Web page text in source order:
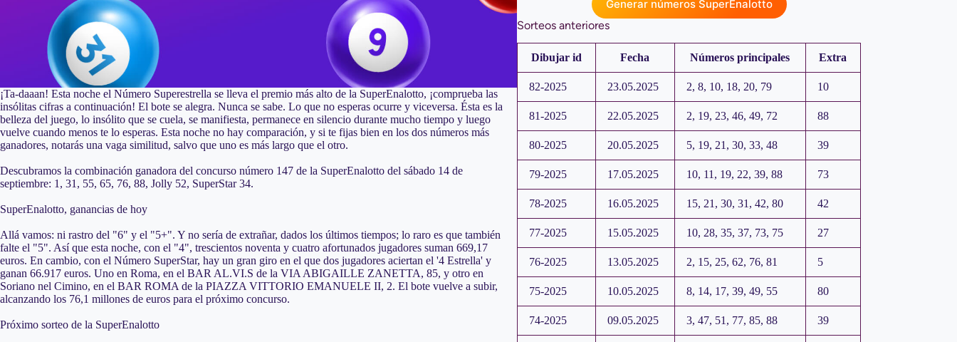
¡Ta-daaan! Esta noche el Número Superestrella se lleva el premio más alto de la SuperEnalotto, ¡comprueba las
insólitas cifras a continuación! El bote se alegra. Nunca se sabe. Lo que no esperas ocurre y viceversa. Ésta es la
belleza del juego, lo insólito que se cuela, se manifiesta, permanece en silencio durante mucho tiempo y luego
vuelve cuando menos te lo esperas. Esta noche no hay comparación, y si te fijas bien en los dos números más
ganadores, notarás una vaga similitud, salvo que uno es más largo que el otro.
Descubramos la combinación ganadora del concurso número 147 de la SuperEnalotto del sábado 14 de
septiembre: 1, 31, 55, 65, 76, 88, Jolly 52, SuperStar 34.
SuperEnalotto, ganancias de hoy
Allá vamos: ni rastro del "6" y el "5+". Y no sería de extrañar, dados los últimos tiempos; lo raro es que también
falte el "5". Así que esta noche, con el "4", trescientos noventa y cuatro afortunados jugadores suman 669,17
euros. En cambio, con el Número SuperStar, hay un gran giro en el que dos jugadores aciertan el '4 Estrella' y
ganan 66.917 euros. Uno en Roma, en el BAR AL.VI.S de la VIA ABIGAILLE ZANETTA, 85, y otro en
Soriano nel Cimino, en el BAR ROMA de la PIAZZA VITTORIO EMANUELE II, 2. El bote vuelve a subir,
alcanzando los 76,1 millones de euros para el próximo concurso.
Próximo sorteo de la SuperEnalotto
Generar números SuperEnalotto
Sorteos anteriores
Dibujar id Fecha Números principales Extra
82-2025 23.05.2025 2, 8, 10, 18, 20, 79 10
81-2025 22.05.2025 2, 19, 23, 46, 49, 72 88
80-2025 20.05.2025 5, 19, 21, 30, 33, 48 39
79-2025 17.05.2025 10, 11, 19, 22, 39, 88 73
78-2025 16.05.2025 15, 21, 30, 31, 42, 80 42
77-2025 15.05.2025 10, 28, 35, 37, 73, 75 27
76-2025 13.05.2025 2, 15, 25, 62, 76, 81 5
75-2025 10.05.2025 8, 14, 17, 39, 49, 55 80
74-2025 09.05.2025 3, 47, 51, 77, 85, 88 39